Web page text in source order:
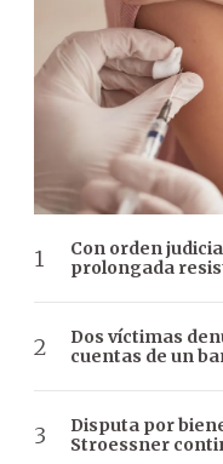
Con orden
prolongada
Dos víctimas
cuentas de un
Disputa por
Stroessner